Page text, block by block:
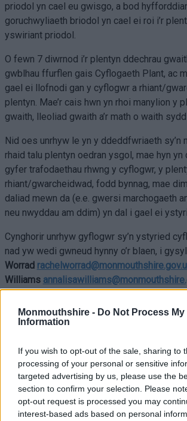
Monmouthshire - Do Not Process My
Information
If you wish to opt-out of the sale, sharing to
processing of your personal or sensitive
targeted advertising by us, please use the
section to confirm your selection. Please
opt-out request is processed you may
interest-based ads based on personal
priodol yn cael eu gwisgo, a bod
goruchwyliaeth briodol yn cael ei roi i’r
yswiriant priodol.
O fewn 7 diwrnod i’r plentyn ddechrau
gwblhau ffurflen gais Cyflogaeth Plant, ac
gael ei llofnodi gan y cyflogwr a rhiant/
plentyn. Mae’r cais hwn yn rhoi manylion y
gwaith, lleoliad gwaith a’r math o waith sydd
Nid oes unrhyw le yn y ddeddfwriaeth sy’n
rhaid talu plentyn oedran ysgol, mae hyn yn
gyfer trafodaethau rhwng y cyflogwr, y
rhiant/gwarcheidwad, fodd bynnag, mae
daliad mewn da (e.e. gwersi marchogaeth
neu nwyddau am ddim) yn dal i gael ei
Cynghorir unrhyw gyflogwr sy’n ystyried
nad yw wedi gwneud hynny o’r blaen, i
Worrad
Williams
rhagor o wybodaeth ac arweiniad.
Ni ddylaiplentyn ymgymryd ag unrhyw
cyflogwr.
Dylai cyflogwyr
sylw o’r canlynol: